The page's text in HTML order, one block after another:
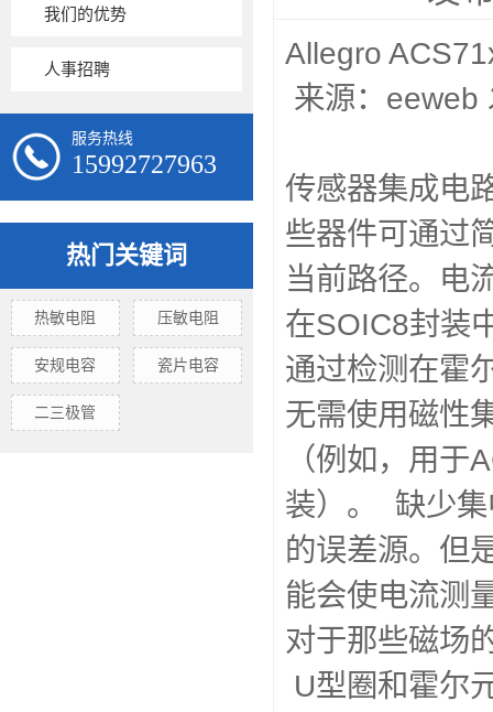
我们的优势
人事招聘
服务热线
15992727963
热门关键词
热敏电阻 压敏电阻
安规电容 瓷片电容
二三极管
Allegro
来源：
传感器集成电
些器件可通过
当前路径。电
在SOIC8封装
通过检测在霍
无需使用磁性
（例如，用
装）。 缺少集
的误差源。但
能会使电流测
对于那些磁场
U型圈和霍尔